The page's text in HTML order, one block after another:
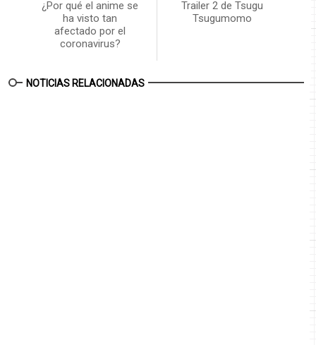
Trailer 2 de Tsugu
Tsugumomo
¿Por qué el anime se
ha visto tan
afectado por el
coronavirus?
NOTICIAS RELACIONADAS